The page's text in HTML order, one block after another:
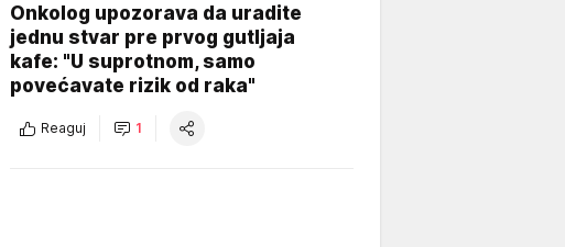
Onkolog upozorava da uradite
jednu stvar pre prvog gutljaja
kafe: "U suprotnom, samo
povećavate rizik od raka"
Reaguj 1